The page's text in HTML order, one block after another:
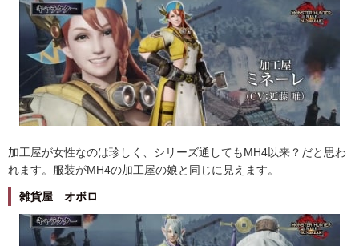
加工屋が女性なのは珍しく、シリーズ通してもMH4以来？だと思わ
れます。服装がMH4の加工屋の娘と同じに見えます。
雑貨屋 オボロ